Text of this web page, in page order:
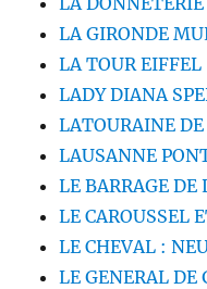
LA GIRONDE
LA TOUR EIFFEL
LADY DIANA
LATOURAINE DE
LAUSANNE
LE BARRAGE DE
LE CAROUSSEL
LE CHEVAL :
LE GENERAL